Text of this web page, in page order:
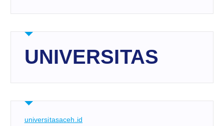
UNIVERSITAS
universitasaceh.id